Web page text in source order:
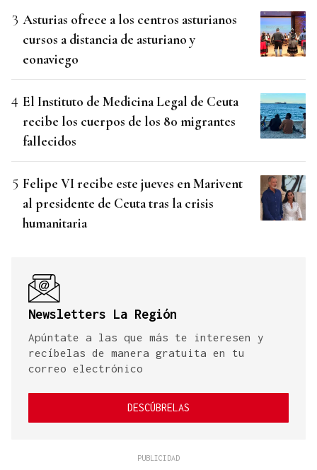
Asturias ofrece a los centros asturianos
cursos a distancia de asturiano y
eonaviego
El Instituto de Medicina Legal de Ceuta
recibe los cuerpos de los 80 migrantes
fallecidos
Felipe VI recibe este jueves en Marivent
al presidente de Ceuta tras la crisis
humanitaria
Newsletters La Región
Apúntate a las que más te interesen y
recíbelas de manera gratuita en tu
correo electrónico
DESCÚBRELAS